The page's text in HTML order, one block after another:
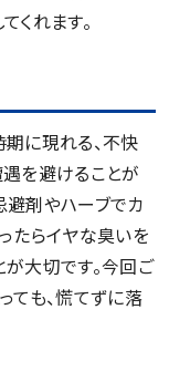
くれます。
に現れる、不快
を避けることが
避剤やハーブでカ
たらイヤな臭いを
大切です。今回ご
ても、慌てずに落